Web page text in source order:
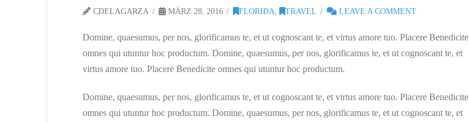
CDELAGARZA MÄRZ 28, 2016 FLORIDA, TRAVEL LEAVE A COMMENT
Domine, quaesumus, per nos, glorificamus te, et ut cognoscant te, et virtus amore tuo. Placere Benedicite
omnes qui utuntur hoc productum. Domine, quaesumus, per nos, glorificamus te, et ut cognoscant te, et
virtus amore tuo. Placere Benedicite omnes qui utuntur hoc productum.
Domine, quaesumus, per nos, glorificamus te, et ut cognoscant te, et virtus amore tuo. Placere Benedicite
omnes qui utuntur hoc productum. Domine, quaesumus, per nos, glorificamus te, et ut cognoscant te, et